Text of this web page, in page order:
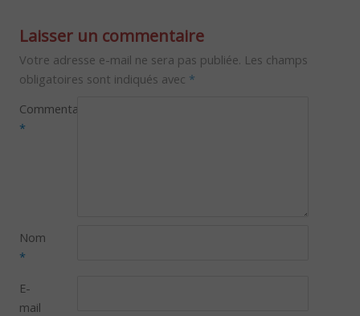
Laisser un commentaire
Votre adresse e-mail ne sera pas publiée. Les champs
obligatoires sont indiqués avec *
Commentaire
*
Nom
*
E-
mail